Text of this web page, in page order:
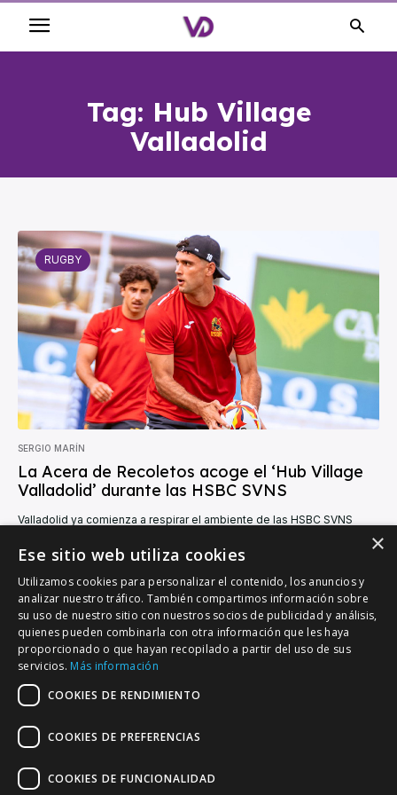
Tag: Hub Village
Valladolid
RUGBY
SERGIO MARÍN
La Acera de Recoletos acoge el ‘Hub Village
Valladolid’ durante las HSBC SVNS
Valladolid ya comienza a respirar el ambiente de las HSBC SVNS
Acera...
VALLADOLID DEPORTIVO
Tu información deportiva vallisoletana
×
Ese sitio web utiliza cookies
Utilizamos cookies para personalizar el contenido, los anuncios y
analizar nuestro tráfico. También compartimos información sobre
su uso de nuestro sitio con nuestros socios de publicidad y análisis,
quienes pueden combinarla con otra información que les haya
proporcionado o que hayan recopilado a partir del uso de sus
servicios. Más información
COOKIES DE RENDIMIENTO
COOKIES DE PREFERENCIAS
COOKIES DE FUNCIONALIDAD